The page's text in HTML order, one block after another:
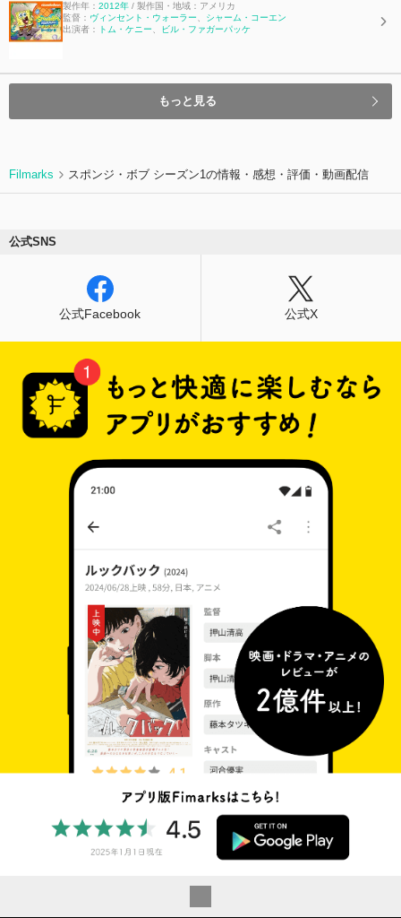
製作年： 2012年 / 製作国・地域：アメリカ
監督： ヴィンセント・ウォーラー
シャーム・コーエン
出演者：
トム・ケニー ビル・ファガーパッケ
もっと見る
Filmarks スポンジ・ボブ シーズン1の情報・感想・評価・動画配信
公式SNS
公式Facebook 公式X